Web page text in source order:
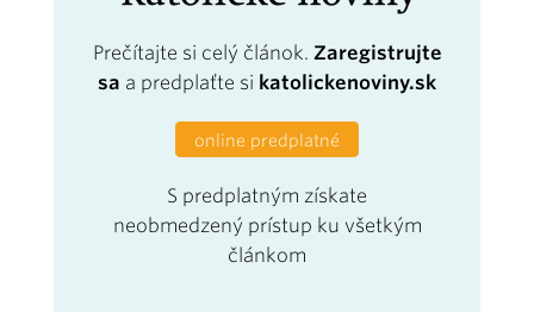
Prečítajte si celý článok. Zaregistrujte
sa a predplaťte si katolickenoviny.sk
online predplatné
S predplatným získate
neobmedzený prístup ku všetkým
článkom